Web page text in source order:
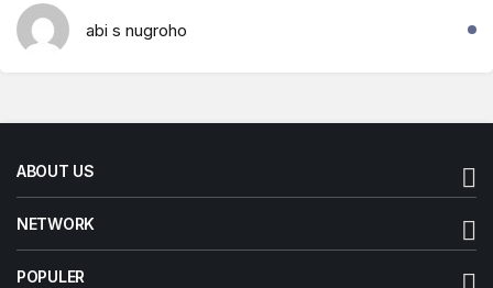
abi s nugroho
ABOUT US
NETWORK
POPULER